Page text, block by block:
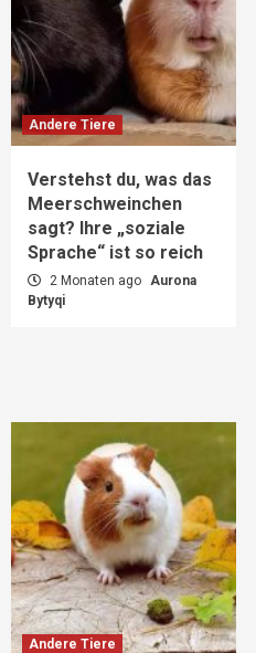
Andere Tiere
Verstehst du, was das
Meerschweinchen
sagt? Ihre „soziale
Sprache“ ist so reich
2 Monaten ago Aurona
Bytyqi
Andere Tiere